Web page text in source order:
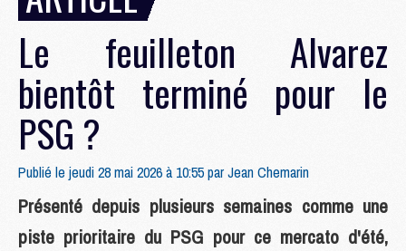
Le feuilleton Alvarez
bientôt terminé pour le
PSG ?
Publié le jeudi 28 mai 2026 à 10:55 parJean Chemarin
Présenté depuis plusieurs semaines comme une
piste prioritaire du PSG pour ce mercato d'été,